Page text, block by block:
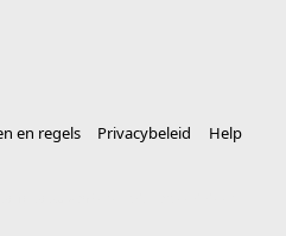
en regels Privacybeleid
Help